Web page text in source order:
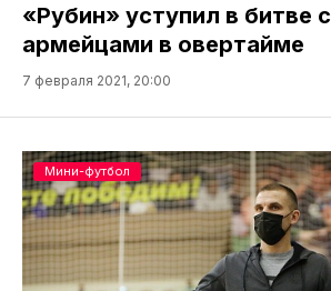
«Рубин» уступил в битве с
армейцами в овертайме
7 февраля 2021, 20:00
Мини-футбол